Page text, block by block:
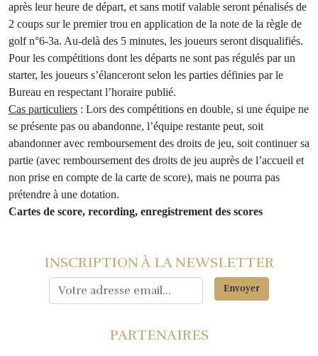
après leur heure de départ, et sans motif valable seront pénalisés de
2 coups sur le premier trou en application de la note de la règle de
golf n°6-3a. Au-delà des 5 minutes, les joueurs seront disqualifiés.
Pour les compétitions dont les départs ne sont pas régulés par un
starter, les joueurs s’élanceront selon les parties définies par le
Bureau en respectant l’horaire publié.
Cas particuliers : Lors des compétitions en double, si une équipe ne
se présente pas ou abandonne, l’équipe restante peut, soit
abandonner avec remboursement des droits de jeu, soit continuer sa
partie (avec remboursement des droits de jeu auprès de l’accueil et
non prise en compte de la carte de score), mais ne pourra pas
prétendre à une dotation.
Cartes de score, recording, enregistrement des scores
INSCRIPTION À LA NEWSLETTER
PARTENAIRES